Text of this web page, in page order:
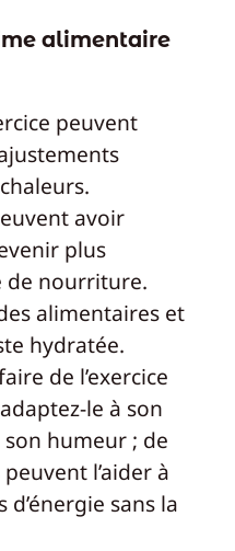
alimentaire
peuvent
avoir
plus
de nourriture.
alimentaires et
hydratée.
de l’exercice
le à son
son humeur ; de
l’aider à
sans la